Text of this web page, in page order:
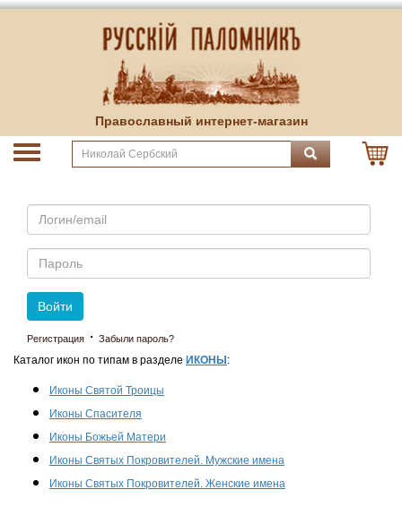
Православный интернет-магазин
Email
Пароль
Войти
Регистрация · Забыли пароль?
Каталог икон по типам в разделе ИКОНЫ :
Иконы Святой Троицы
Иконы Спасителя
Иконы Божьей Матери
Иконы Святых Покровителей. Мужские имена
Иконы Святых Покровителей. Женские имена